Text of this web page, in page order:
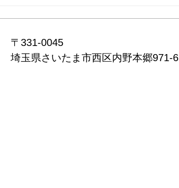
〒331-0045
埼玉県さいたま市西区内野本郷971-6